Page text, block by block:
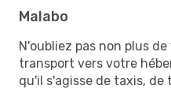
Malabo
N'oubliez pas non plus
transport vers votre
qu'il s'agisse de taxis,